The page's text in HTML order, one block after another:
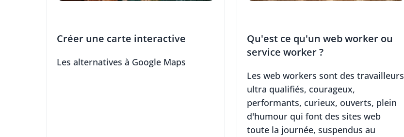
Créer une carte interactive
Les alternatives à Google Maps
Qu'est ce qu'un web worker ou
service worker ?
Les web workers sont des travailleurs
ultra qualifiés, courageux,
performants, curieux, ouverts, plein
d'humour qui font des sites web
toute la journée, suspendus au